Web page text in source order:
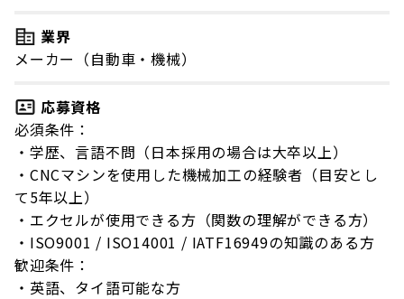
業界
メーカー（自動車・機械）
応募資格
必須条件：
・学歴、言語不問（日本採用の場合は大卒以上）
・CNCマシンを使用した機械加工の経験者（目安とし
て5年以上）
・エクセルが使用できる方（関数の理解ができる方）
・ISO9001 / ISO14001 / IATF16949の知識のある方
歓迎条件：
・英語、タイ語可能な方